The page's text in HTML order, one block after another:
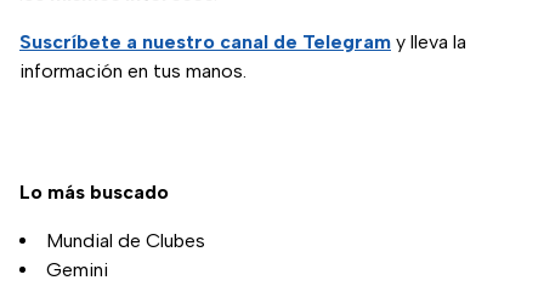
Suscríbete a nuestro canal de Telegram y lleva la
información en tus manos.
Lo más buscado
Mundial de Clubes
Gemini